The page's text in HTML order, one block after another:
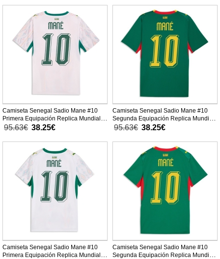
Camiseta Senegal Sadio Mane #10
Primera Equipación Replica Mundial
2026 mangas cortas
95.63€ 38.25€
Camiseta Senegal Sadio Mane #10
Segunda Equipación Replica Mundial
2026 mangas cortas
95.63€ 38.25€
Camiseta Senegal Sadio Mane #10
Primera Equipación Replica Mundial
Camiseta Senegal Sadio Mane #10
Segunda Equipación Replica Mundial